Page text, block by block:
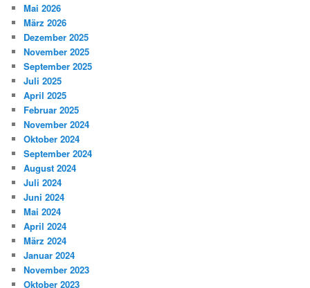
Mai 2026
März 2026
Dezember 2025
November 2025
September 2025
Juli 2025
April 2025
Februar 2025
November 2024
Oktober 2024
September 2024
August 2024
Juli 2024
Juni 2024
Mai 2024
April 2024
März 2024
Januar 2024
November 2023
Oktober 2023